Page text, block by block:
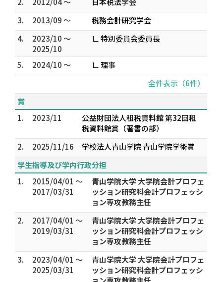
3.
2013/09 ～
税務会計研究学会
4.
2023/10 ～
2025/10
∟ 特別委員会委員長
5. 2024/10 ～
∟ 理事
全件表示（6件）
賞
1.
2023/11
公益財団法人租税資料館 第32回租
税資料館賞（著書の部）
2.
2025/11/16
学校法人青山学院 青山学院学術賞
学生指導及び学内行政分担
1.
2015/04/01 ～
2017/03/31
青山学院大学 大学院会計プロフェ
ッション研究科会計プロフェッシ
ョン専攻教務主任
2.
2017/04/01 ～
2019/03/31
青山学院大学 大学院会計プロフェ
ッション研究科会計プロフェッシ
ョン専攻教務主任
3.
2023/04/01 ～
2025/03/31
青山学院大学 大学院会計プロフェ
ッション研究科会計プロフェッシ